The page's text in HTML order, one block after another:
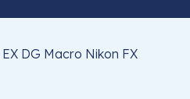
DG Macro Nikon FX